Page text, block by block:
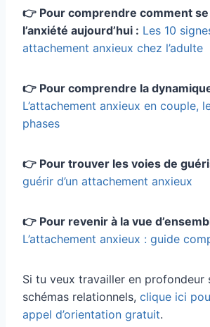
👉 Pour comprendre comment
l’anxiété aujourd’hui : Les 10
attachement anxieux chez l’adulte
👉 Pour comprendre la
L’attachement anxieux en couple,
phases
👉 Pour trouver les voies de
guérir d’un attachement anxieux
👉 Pour revenir à la vue
L’attachement anxieux : guide
Si tu veux travailler en profondeur
schémas relationnels, clique ici
appel d’orientation gratuit.